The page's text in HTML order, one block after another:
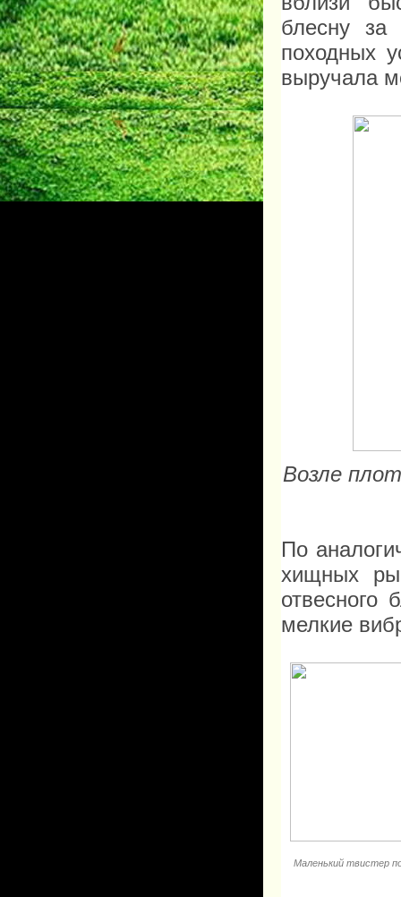
блесну
походных
выручала
Возле
По
хищных
отвесного
мелкие
Маленький твистер